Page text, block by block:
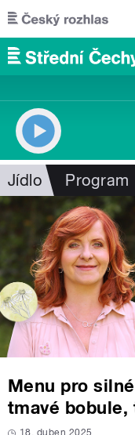
Přejít k hlavnímu obsahu
Jídlo Program
Menu pro
tmavé bobule,
18. duben 2025